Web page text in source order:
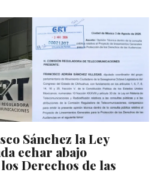
Sánchez la Ley
echar abajo
Derechos de las